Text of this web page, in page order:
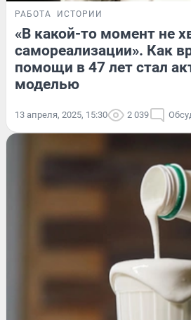
РАБОТА ИСТОРИИ
«В какой-то момент не
самореализации». Как
помощи в 47 лет стал
моделью
13 апреля, 2025, 15:30 2 039